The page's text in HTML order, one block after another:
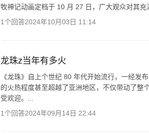
牧神记动画定档于 10 月 27 日，广大观众对其充
1个回答2024年10月03日 11:14
龙珠z当年有多火
《龙珠》自上个世纪 80 年代开始流行，一经发
的火热程度甚至超越了亚洲地区，不仅带动了整
受欢迎。...
1个回答2024年09月14日 22:44